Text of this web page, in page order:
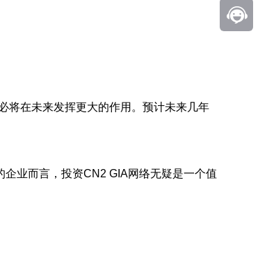
将在未来发挥更大的作用。预计未来几年
业而言，投资CN2 GIA网络无疑是一个值